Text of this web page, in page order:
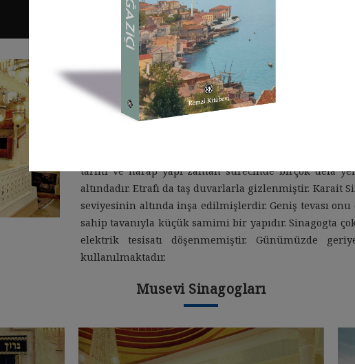
Karait Sinagogu; İstanbul Boğazı’nın Rumeli
12.yüzyılda inşa edildiği tahmin ediliyor. Bugün Karait
dünyada çok az sayıda kalmış olan Karait
İstanbul’a Bağdat’tan gelen Karait Yahudileri,
sayılabilecek bir cemaat olup, Yahudiliğin genel
yüzyılda İstanbul’da sekiz Sinagogları vardı.
tarihi ve harap yapı zaman sürecinde birçok defa
altındadır. Etrafı da taş duvarlarla gizlenmiştir. Karait
seviyesinin altında inşa edilmişlerdir. Geniş tevası
sahip tavanıyla küçük samimi bir yapıdır. Sinagogta
elektrik tesisatı döşenmemiştir. Günümüzde
kullanılmaktadır.
Musevi Sinagogları